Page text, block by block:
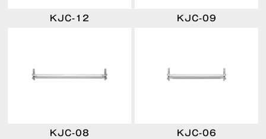
KJC-12 KJC-09
KJC-08 KJC-06